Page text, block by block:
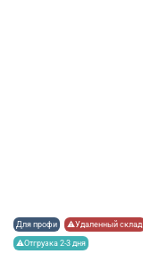
Для профи ⚠Удаленный склад
⚠Отгрузка 2-3 дня